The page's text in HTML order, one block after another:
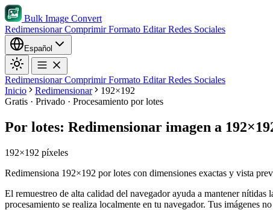
Bulk Image Convert
RedimensionarComprimirFormato EditarRedes Sociales
Español
RedimensionarComprimirFormato EditarRedes Sociales
Inicio
Redimensionar
192×192
Gratis · Privado · Procesamiento por lotes
Por lotes: Redimensionar imagen a
192×192 píxeles
Redimensiona 192×192 por lotes con dimensiones exactas y vista
El remuestreo de alta calidad del navegador ayuda a mantener nítidas
procesamiento se realiza localmente en tu navegador. Tus imágenes